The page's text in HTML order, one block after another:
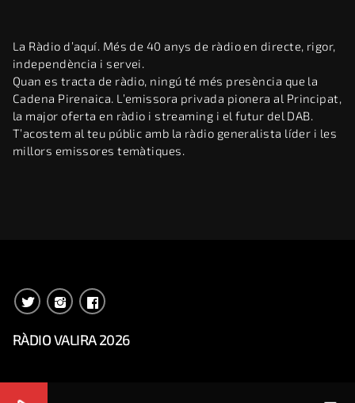
La Ràdio d’aquí. Més de 40 anys de ràdio en directe, rigor,
independència i servei.
Quan es tracta de ràdio, ningú té més presència que la
Cadena Pirenaica. L’emissora privada pionera al Principat,
la major oferta en ràdio i streaming i el futur del DAB.
T’acostem al teu públic amb la ràdio generalista líder i les
millors emissores temàtiques.
RÀDIO VALIRA 2026